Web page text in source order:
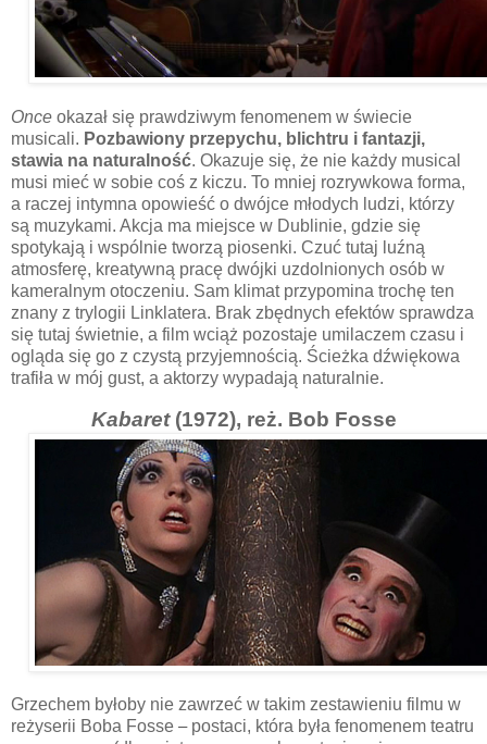
Once okazał się prawdziwym fenomenem w świecie
musicali. Pozbawiony przepychu, blichtru i fantazji,
stawia na naturalność. Okazuje się, że nie każdy musical
musi mieć w sobie coś z kiczu. To mniej rozrywkowa forma,
a raczej intymna opowieść o dwójce młodych ludzi, którzy
są muzykami. Akcja ma miejsce w Dublinie, gdzie się
spotykają i wspólnie tworzą piosenki. Czuć tutaj luźną
atmosferę, kreatywną pracę dwójki uzdolnionych osób w
kameralnym otoczeniu. Sam klimat przypomina trochę ten
znany z trylogii Linklatera. Brak zbędnych efektów sprawdza
się tutaj świetnie, a film wciąż pozostaje umilaczem czasu i
ogląda się go z czystą przyjemnością. Ścieżka dźwiękowa
trafiła w mój gust, a aktorzy wypadają naturalnie.
Kabaret(1972), reż. Bob Fosse
Grzechem byłoby nie zawrzeć w takim zestawieniu filmu w
reżyserii Boba Fosse –postaci, która była fenomenem teatru